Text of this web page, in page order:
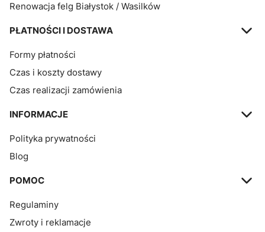
Renowacja felg Białystok / Wasilków
PŁATNOŚCI I DOSTAWA
Formy płatności
Czas i koszty dostawy
Czas realizacji zamówienia
INFORMACJE
Polityka prywatności
Blog
POMOC
Regulaminy
Zwroty i reklamacje